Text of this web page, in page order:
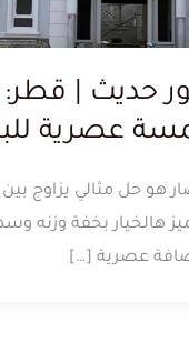
حديث |
عصرية
هو حل مثالي يزاوج بين
هالخيار بخفة وزنه
عصرية […]